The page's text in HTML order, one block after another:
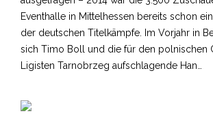
Eventhalle in Mittelhessen bereits schon
der deutschen Titelkämpfe. Im Vorjahr in
sich Timo Boll und die für den polnischen
Ligisten Tarnobrzeg aufschlagende Han…